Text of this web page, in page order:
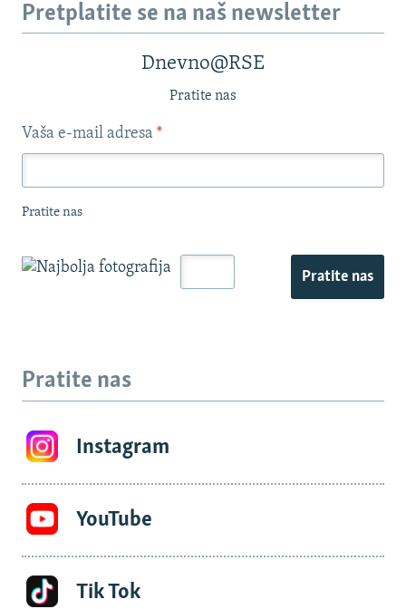
Pretplatite se na naš newsletter
Dnevno@RSE
Pratite nas
Vaša e-mail adresa *
Pratite nas
Pratite nas
Pratite nas
Instagram
YouTube
Tik Tok